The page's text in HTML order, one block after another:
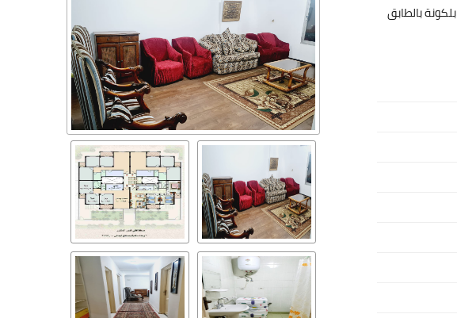
شرقي تطل على حديقة صغيرة تشمل 3 نوم 2 حمام 2 بلكونة بالطابق